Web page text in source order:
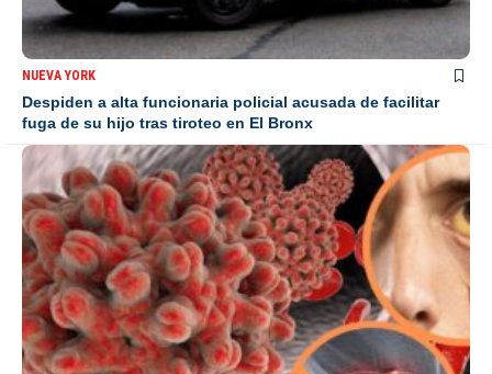
NUEVA YORK
Despiden a alta funcionaria policial acusada de facilitar
fuga de su hijo tras tiroteo en El Bronx